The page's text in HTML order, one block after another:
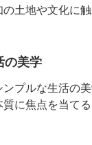
土地や文化に
の美学
ンプルな生活の
質に焦点を当て